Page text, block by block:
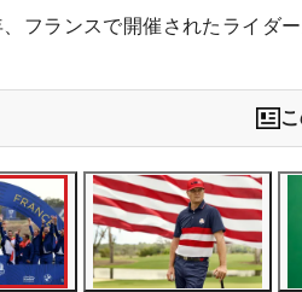
フランスで開催されたライダ